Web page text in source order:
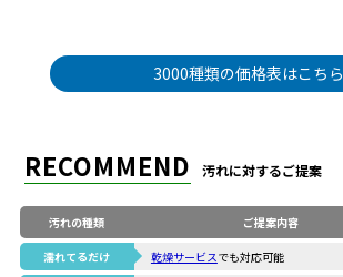
3000種類の価格表はこちら
RECOMMEND 汚れに対するご提案
汚れの種類 ご提案内容
濡れてるだけ 乾燥サービス でも対応可能